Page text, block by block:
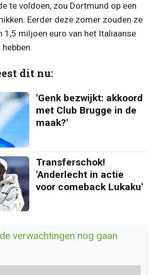
te voldoen, zou Dortmund op een
Eerder deze zomer zouden ze
1,5 miljoen euro van het Italiaanse
dit nu:
'Genk bezwijkt: akkoord
met Club Brugge in de
maak?'
Transferschok!
'Anderlecht in actie
voor comeback Lukaku'
verwachtingen nog gaan